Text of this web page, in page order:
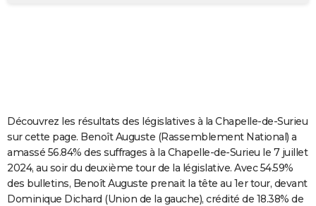
Carte de Noël
Carte Bonne année
Carte Saint-Valentin
Carte Pâques
Carte d'anniversaire
DICTIONNAIRE
Dictionnaire
Biographies
Citations
Expressions
Proverbes
COPAINS D'AVANT
Découvrez les résultats des législatives à la Chapelle-de-Surieu
sur cette page. Benoît Auguste (Rassemblement National) a
amassé 56.84% des suffrages à la Chapelle-de-Surieu le 7 juillet
2024, au soir du deuxième tour de la législative. Avec 54.59%
des bulletins, Benoît Auguste prenait la tête au 1er tour, devant
Dominique Dichard (Union de la gauche), crédité de 18.38% de